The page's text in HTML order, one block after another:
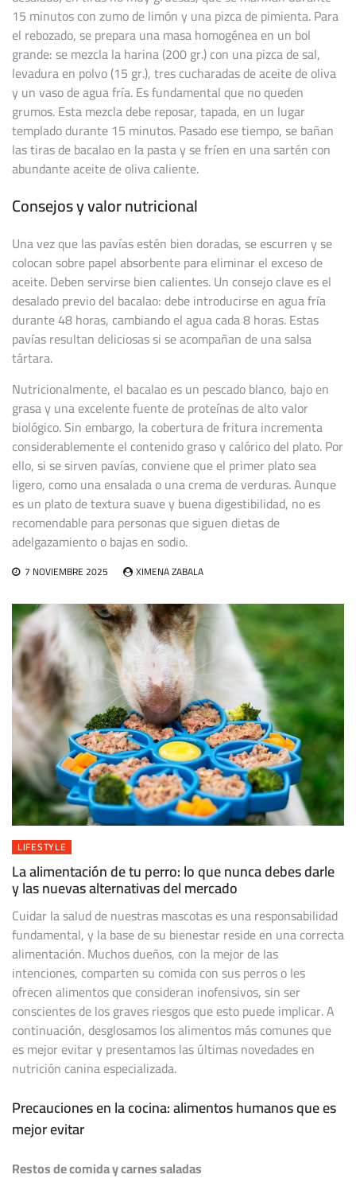
15 minutos con zumo de limón y una pizca de pimienta. Para
el rebozado, se prepara una masa homogénea en un bol
grande: se mezcla la harina (200 gr.) con una pizca de sal,
levadura en polvo (15 gr.), tres cucharadas de aceite de oliva
y un vaso de agua fría. Es fundamental que no queden
grumos. Esta mezcla debe reposar, tapada, en un lugar
templado durante 15 minutos. Pasado ese tiempo, se bañan
las tiras de bacalao en la pasta y se fríen en una sartén con
abundante aceite de oliva caliente.
Consejos y valor nutricional
Una vez que las pavías estén bien doradas, se escurren y se
colocan sobre papel absorbente para eliminar el exceso de
aceite. Deben servirse bien calientes. Un consejo clave es el
desalado previo del bacalao: debe introducirse en agua fría
durante 48 horas, cambiando el agua cada 8 horas. Estas
pavías resultan deliciosas si se acompañan de una salsa
tártara.
Nutricionalmente, el bacalao es un pescado blanco, bajo en
grasa y una excelente fuente de proteínas de alto valor
biológico. Sin embargo, la cobertura de fritura incrementa
considerablemente el contenido graso y calórico del plato. Por
ello, si se sirven pavías, conviene que el primer plato sea
ligero, como una ensalada o una crema de verduras. Aunque
es un plato de textura suave y buena digestibilidad, no es
recomendable para personas que siguen dietas de
adelgazamiento o bajas en sodio.
7 NOVIEMBRE 2025 XIMENA ZABALA
LIFESTYLE
La alimentación de tu perro: lo que nunca debes darle
y las nuevas alternativas del mercado
Cuidar la salud de nuestras mascotas es una responsabilidad
fundamental, y la base de su bienestar reside en una correcta
alimentación. Muchos dueños, con la mejor de las
intenciones, comparten su comida con sus perros o les
ofrecen alimentos que consideran inofensivos, sin ser
conscientes de los graves riesgos que esto puede implicar. A
continuación, desglosamos los alimentos más comunes que
es mejor evitar y presentamos las últimas novedades en
nutrición canina especializada.
Precauciones en la cocina: alimentos humanos que es
mejor evitar
Restos de comida y carnes saladas